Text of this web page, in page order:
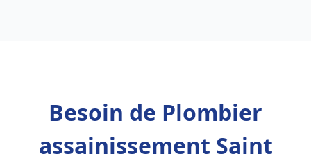
Besoin de Plombier
assainissement Saint